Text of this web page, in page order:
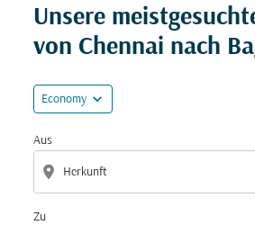
Unsere
von Chennai nach
Economy expand_more
Aus
location_on
Zu
Versuchen Sie, Ihre Route